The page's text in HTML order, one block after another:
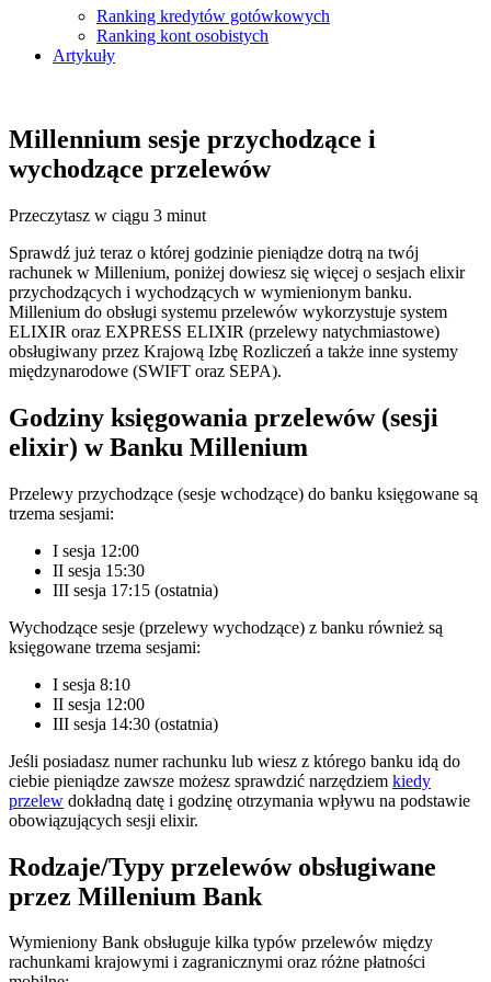
Ranking kredytów gotówkowych
Ranking kont osobistych
Artykuły
Millennium sesje przychodzące i
wychodzące przelewów
Przeczytasz w ciągu 3 minut
Sprawdź już teraz o której godzinie pieniądze dotrą na twój
rachunek w Millenium, poniżej dowiesz się więcej o sesjach elixir
przychodzących i wychodzących w wymienionym banku.
Millenium do obsługi systemu przelewów wykorzystuje system
ELIXIR oraz EXPRESS ELIXIR (przelewy natychmiastowe)
obsługiwany przez Krajową Izbę Rozliczeń a także inne systemy
międzynarodowe (SWIFT oraz SEPA).
Godziny księgowania przelewów (sesji
elixir) w Banku Millenium
Przelewy przychodzące (sesje wchodzące) do banku księgowane są
trzema sesjami:
I sesja 12:00
II sesja 15:30
III sesja 17:15 (ostatnia)
Wychodzące sesje (przelewy wychodzące) z banku również są
księgowane trzema sesjami:
I sesja 8:10
II sesja 12:00
III sesja 14:30 (ostatnia)
Jeśli posiadasz numer rachunku lub wiesz z którego banku idą do
ciebie pieniądze zawsze możesz sprawdzić narzędziem kiedy
przelew dokładną datę i godzinę otrzymania wpływu na podstawie
obowiązujących sesji elixir.
Rodzaje/Typy przelewów obsługiwane
przez Millenium Bank
Wymieniony Bank obsługuje kilka typów przelewów między
rachunkami krajowymi i zagranicznymi oraz różne płatności